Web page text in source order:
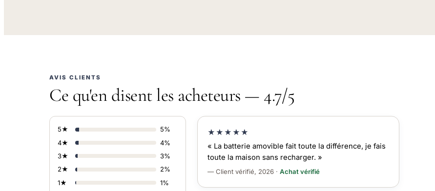
AVIS CLIENTS
Ce qu'en disent les acheteurs — 4.7/5
5★
5%
4★
4%
3★
3%
2★
2%
1★
1%
★★★★★
« La batterie amovible fait toute la différence, je fais
toute la maison sans recharger. »
— Client vérifié, 2026 ·Achat vérifié